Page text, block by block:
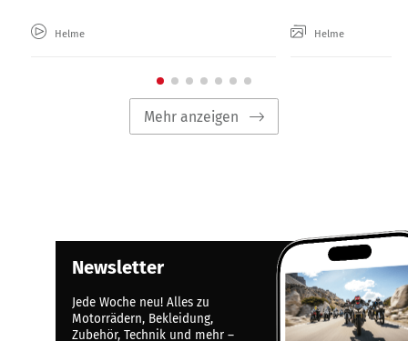
Helme Helme
Mehr anzeigen
Newsletter
Jede Woche neu! Alles zu
Motorrädern, Bekleidung,
Zubehör, Technik und mehr –